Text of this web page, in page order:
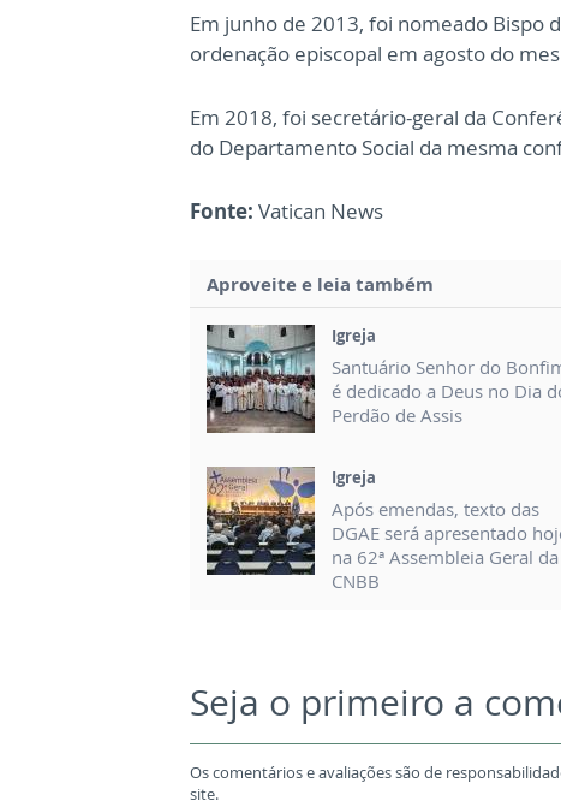
Em junho de 2013, foi nomeado Bispo
ordenação episcopal em agosto do
Em 2018, foi secretário-geral da
do Departamento Social da mesma
Fonte: Vatican News
Aproveite e leia também
Igreja
Santuário Senhor do
é dedicado a Deus no Dia
Perdão de Assis
Igreja
Após emendas, texto das
DGAE será apresentado
na 62ª Assembleia Geral da
CNBB
Seja o primeiro a
Os comentários e avaliações são de
site.